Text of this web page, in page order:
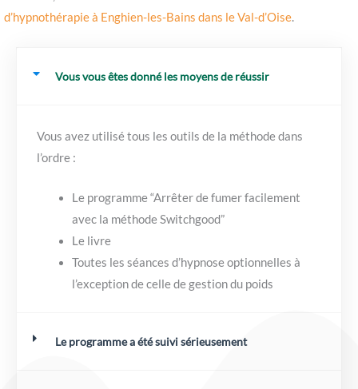
d’hypnothérapie à Enghien-les-Bains dans le Val-d’Oise.
Vous vous êtes donné les moyens de réussir
Vous avez utilisé tous les outils de la méthode dans
l’ordre :
Le programme “Arrêter de fumer facilement
avec la méthode Switchgood”
Le livre
Toutes les séances d’hypnose optionnelles à
l’exception de celle de gestion du poids
Le programme a été suivi sérieusement